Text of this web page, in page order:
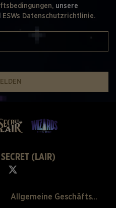
unsere
ESWs Datenschutzrichtlinie.
(LAIR)
Allgemeine Geschäftsbedingungen